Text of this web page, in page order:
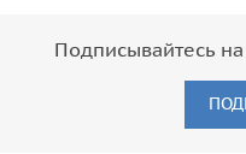
Подписывайтесь